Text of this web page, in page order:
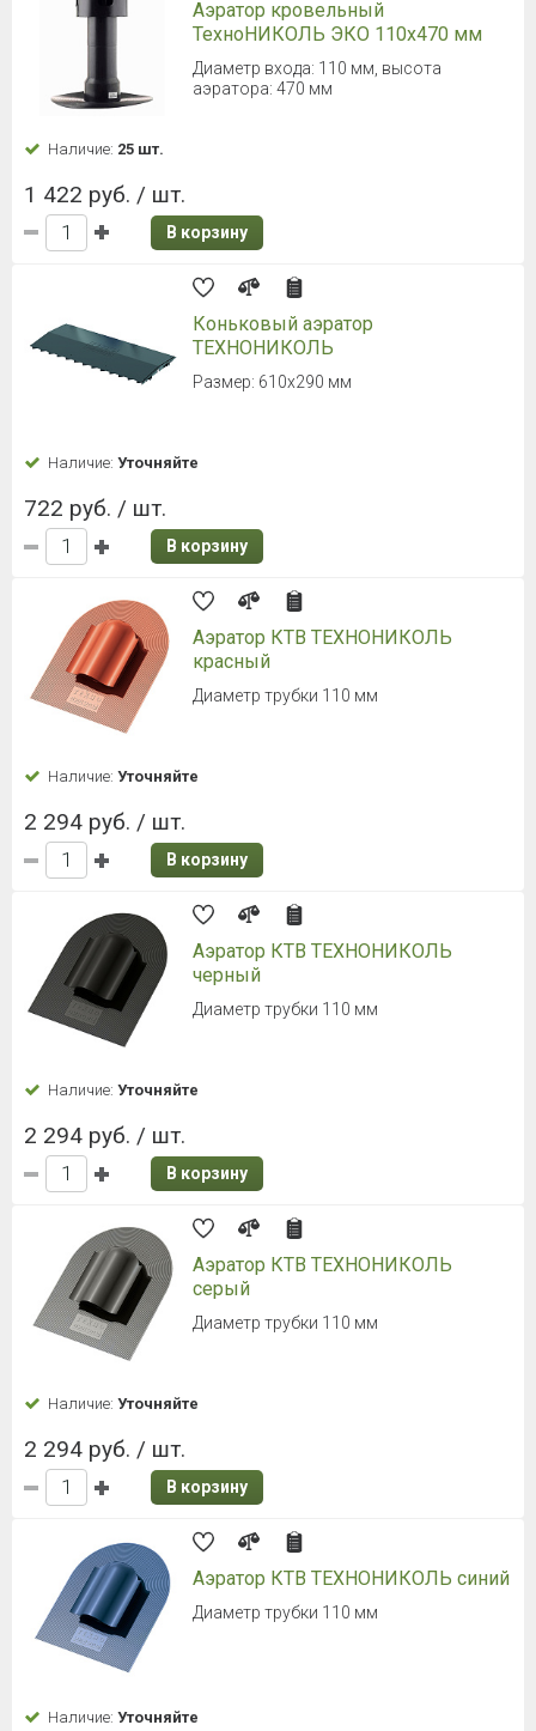
Аэратор кровельный
ТехноНИКОЛЬ ЭКО 110х470 мм
Диаметр входа: 110 мм, высота
аэратора: 470 мм
Наличие: 25 шт.
1 422 руб. / шт.
В корзину
Коньковый аэратор
ТЕХНОНИКОЛЬ
Размер: 610х290 мм
Наличие: Уточняйте
722 руб. / шт.
В корзину
Аэратор КТВ ТЕХНОНИКОЛЬ
красный
Диаметр трубки 110 мм
Наличие: Уточняйте
2 294 руб. / шт.
В корзину
Аэратор КТВ ТЕХНОНИКОЛЬ
черный
Диаметр трубки 110 мм
Наличие: Уточняйте
2 294 руб. / шт.
В корзину
Аэратор КТВ ТЕХНОНИКОЛЬ
серый
Диаметр трубки 110 мм
Наличие: Уточняйте
2 294 руб. / шт.
В корзину
Аэратор КТВ ТЕХНОНИКОЛЬ синий
Диаметр трубки 110 мм
Наличие: Уточняйте